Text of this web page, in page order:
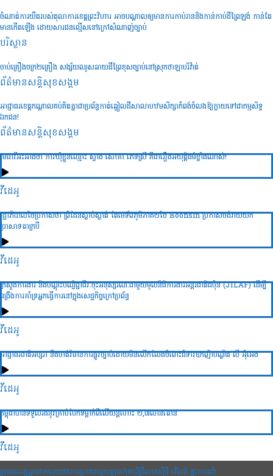
ចំណាត់ការយឺតរបស់តុលាការខេត្តព្រះវិហារ អាចបណ្តាលឲ្យមានការកាប់រាននិងកាន់កាប់ដីព្រៃឡង់ កាន់តែ
មានកើតឡើង ដោយសារជនល្មើសនៅក្រៅសំណាញ់ច្បាប់
បរិស្ថាន
ចាប់គ្រឿងចក្រ២គ្រឿង សង្ស័យឈូសឆាយដីព្រៃខុសច្បាប់នៅស្រុកថាឡាបរិវ៉ាត់
ព័ត៌មានសន្តិសុខ​សង្គម
អាជ្ញាធរខេត្តកណ្តាលគប់គិតគ្នាជាប្រព័ន្ធកាត់ឆ្វៀលដីសាលាបឋមសិក្សាកំពង់ចំលងឱ្យក្លាយទៅជាកម្មសិទ្ធ
ឯកជន!
ព័ត៌មានសន្តិសុខ​សង្គម
មេធាវីអះអាងថា ការឃុំខ្លួនឈ្មោះ ស្វាង សៅគា ភេទស្រី គឺជារឿងអយុត្តិធម៌ខ្លាំងណាស់!
វីដេអូ
រដ្ឋាភិបាលថៃប្រកាសថា ព្រំដែនស្ងាប់ស្ងាត់ តែមេទ័ពភូមិភាគ២ថៃ Boonsin ប្រកាសចង់វាយយក
ប្រាសាទតាក្របី
វីដេអូ
ក្រសួងការងារ និងបណ្ដុះបណ្វិជ្ជាជីវៈចុះអនុស្សរណៈជាមួយមូលនិធិការងារអន្ដរជាតិជប៉ុន (JILAF) ដើម្បី
ពង្រឹងការគាំទ្រអ្នកធ្វើការនៅក្នុងសេដ្ឋកិច្ចក្រៅប្រព័ន្ធ
វីដេអូ
អាជ្ញាធរជាតិអប្សរា នឹងចាត់វិធានការផ្លូវច្បាប់ដោយមិនលើកលែងចំពោះជំទាវឧកញ៉ាបណ្ឌិត លី អ៊ុំអេង
វីដេអូ
កម្ពុជាបានទទួលរងនូវគ្រាប់បែកទម្លាក់ពីលើយន្តហោះ ២,៧លានតោន
វីដេអូ
ក្រុមពលរដ្ឋអ្នកដាក់លុយចងការប្រាក់ជាមួយក្រុមហ៊ុនបុរីប៊្រីលានស៊ីធី វើលដ៍ ផ្ទុះការតវ៉ា